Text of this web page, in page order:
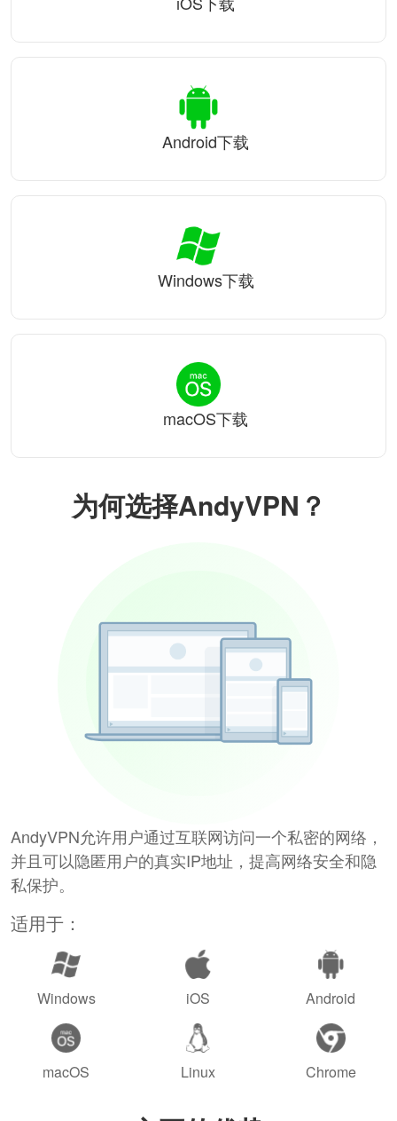
为何选择AndyVPN？
AndyVPN允许用户通过互联网访问一个私密的网络，
并且可以隐匿用户的真实IP地址，提高网络安全和隐
私保护。
适用于：
Windows iOS Android
macOS Linux Chrome
Android下载
Windows下载
macOS下载